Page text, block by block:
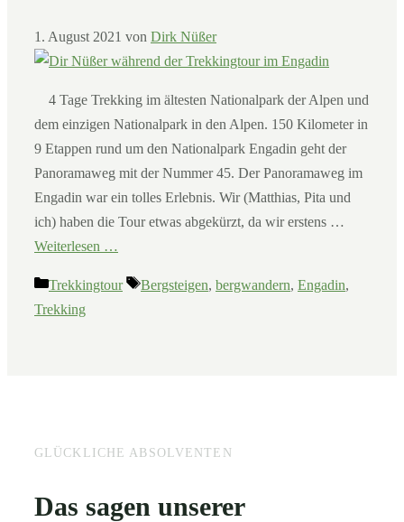
1. August 2021 von Dirk Nüßer
4 Tage Trekking im ältesten Nationalpark der Alpen und
dem einzigen Nationalpark in den Alpen. 150 Kilometer in
9 Etappen rund um den Nationalpark Engadin geht der
Panoramaweg mit der Nummer 45. Der Panoramaweg im
Engadin war ein tolles Erlebnis. Wir (Matthias, Pita und
ich) haben die Tour etwas abgekürzt, da wir erstens …
Weiterlesen …
Kategorien
Trekkingtour Schlagwörter
Bergsteigen, bergwandern, Engadin,
Trekking
GLÜCKLICHE ABSOLVENTEN
Das sagen unserer